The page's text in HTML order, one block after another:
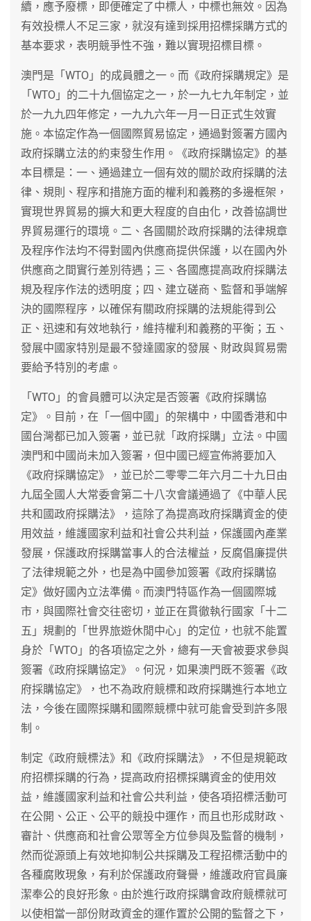
續，應予廢標，即便確定了中標人，中標也無效。因為
有效投標人不足三家，就沒有達到採用招標採購方式的
基本要求，表明競爭性不強，難以實現招標目標。
澳門是「WTO」的成員體之一。而《政府採購規定》是
「WTO」的二十九個協定之一，於一九七九年制定，並
於一九九四年修定，一九九六年一月一日正式生效實
施。本協定作為一個國際貿易協定，通過對簽署方國內
政府採購立法的約束發生作用。《政府採購協定》的基
本目標是：一、通過建立一個有效的關於政府採購的法
律、規則、程序和措施方面的權利和義務的多邊框架，
實現世界貿易的擴大和更大程度的自由化，改善協調世
界貿易運行的環境。二、各國關於政府採購的法律規章
及程序作法均不得對國內供應商提供保護，以在國內外
供應商之間實行差別待遇；三、各國應提高政府採購法
規及程序作法的透明度；四、建立磋商、監督和爭端解
決的國際程序，以確保有關政府採購的法規能得到公
正、迅速和有效地執行，維持權利和義務的平衡；五、
發展中國家特別是最不發達國家的發展、財政與貿易需
要給予特別的考慮。
「WTO」的會員體可以決定是否簽署《政府採購協
定》。目前，在「一個中國」的架構中，中國香港和中
國台灣都已加入簽署，並已就「政府採購」立法。中國
澳門和中國尚未加入簽署，但中國已經宣佈將要加入
《政府採購協定》，並已於二零零二年六月二十九日由
九屆全國人大常委會第二十八次會議通過了《中華人民
共和國政府採購法》，這除了為提高政府採購資金的使
用效益，維護國家利益和社會公共利益，保護國內產業
發展，保護政府採購當事人的合法權益，反腐倡廉提供
了法律規範之外，也是為中國參加簽署《政府採購協
定》做好國內立法準備。而澳門特區作為一個國際城
市，與國際社會交往密切，並正在貫徹執行國家「十二
五」規劃的「世界旅遊休閒中心」的定位，也就不能置
身於「WTO」的各項協定之外，總有一天會被要求參與
簽署《政府採購協定》。何況，如果澳門既不簽署《政
府採購協定》，也不為政府競標和政府採購進行本地立
法，今後在國際採購和國際競標中就可能會受到許多限
制。
制定《政府競標法》和《政府採購法》，不但是規範政
府招標採購的行為，提高政府招標採購資金的使用效
益，維護國家利益和社會公共利益，使各項招標活動可
在公開、公正、公平的競投中運作，而且也形成財政、
審計、供應商和社會公眾等全方位參與及監督的機制，
然而從源頭上有效地抑制公共採購及工程招標活動中的
各種腐敗現象，有利於保護政府聲譽，維護政府官員廉
潔奉公的良好形象。由於進行政府採購會政府競標就可
以使相當一部份財政資金的運作置於公開的監督之下，